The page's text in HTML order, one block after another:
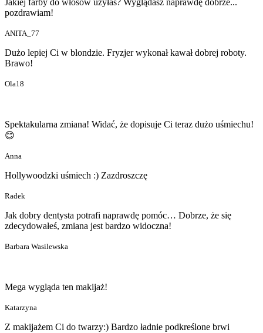
Jakiej farby do włosów użyłaś? Wyglądasz naprawdę dobrze...
pozdrawiam!
ANITA_77
Dużo lepiej Ci w blondzie. Fryzjer wykonał kawał dobrej roboty.
Brawo!
Ola18
Spektakularna zmiana! Widać, że dopisuje Ci teraz dużo uśmiechu!
😊
Anna
Hollywoodzki uśmiech :) Zazdroszczę
Radek
Jak dobry dentysta potrafi naprawdę pomóc… Dobrze, że się
zdecydowałeś, zmiana jest bardzo widoczna!
Barbara Wasilewska
Mega wygląda ten makijaż!
Katarzyna
Z makijażem Ci do twarzy:) Bardzo ładnie podkreślone brwi